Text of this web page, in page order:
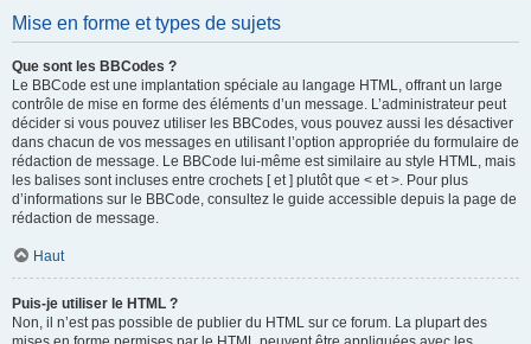
Mise en forme et types de sujets
Que sont les BBCodes ?
Le BBCode est une implantation spéciale au langage HTML, offrant un large
contrôle de mise en forme des éléments d’un message. L’administrateur peut
décider si vous pouvez utiliser les BBCodes, vous pouvez aussi les désactiver
dans chacun de vos messages en utilisant l’option appropriée du formulaire de
rédaction de message. Le BBCode lui-même est similaire au style HTML, mais
les balises sont incluses entre crochets [ et ] plutôt que < et >. Pour plus
d’informations sur le BBCode, consultez le guide accessible depuis la page de
rédaction de message.
Haut
Puis-je utiliser le HTML ?
Non, il n’est pas possible de publier du HTML sur ce forum. La plupart des